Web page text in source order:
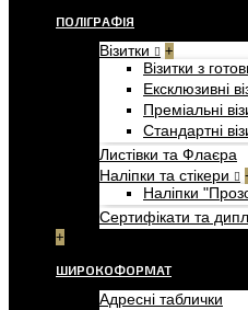
ПОЛІГРАФІЯ
Візитки +
Візитки з
Ексклюзивні
Преміальні
Стандартні
Листівки та Флаєра
Наліпки та стікери
Наліпки
Сертифікати та
+
ШИРОКОФОРМАТ
Адресні таблички